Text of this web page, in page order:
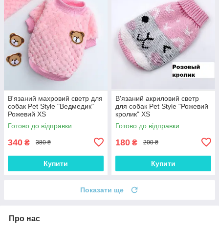
В'язаний махровий светр для
собак Pet Style "Ведмедик"
Рожевий XS
Готово до відправки
340 ₴ 380 ₴
Купити
В'язаний акриловий светр
для собак Pet Style "Рожевий
кролик" XS
Готово до відправки
180 ₴ 200 ₴
Купити
Показати ще
Про нас